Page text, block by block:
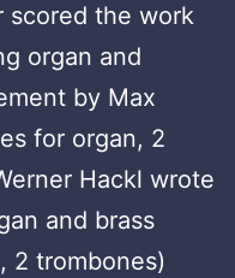
scored the work
organ and
by Max
for organ, 2
Hackl wrote
and brass
2 trombones)